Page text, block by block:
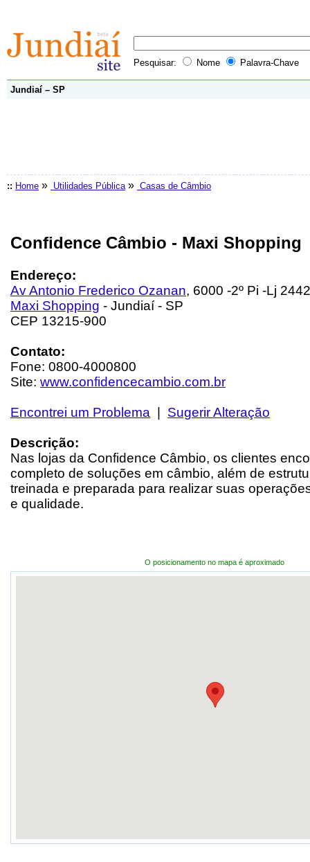
Pesquisar: Nome Palavra-Chave
Jundiaí – SP
:: Home » Utilidades Pública » Casas de Câmbio
Confidence Câmbio - Maxi Shopping
Endereço:
Av Antonio Frederico Ozanan, 6000 -2º Pi -Lj
Maxi Shopping - Jundiaí - SP
CEP 13215-900
Contato:
Fone: 0800-4000800
Site: www.confidencecambio.com.br
Encontrei um Problema Sugerir Alteração
Descrição:
Nas lojas da Confidence Câmbio, os clientes
completo de soluções em câmbio, além de
treinada e preparada para realizar suas
e qualidade.
O posicionamento no mapa é aproximado